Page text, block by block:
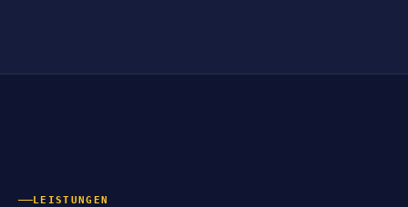
LEISTUNGEN